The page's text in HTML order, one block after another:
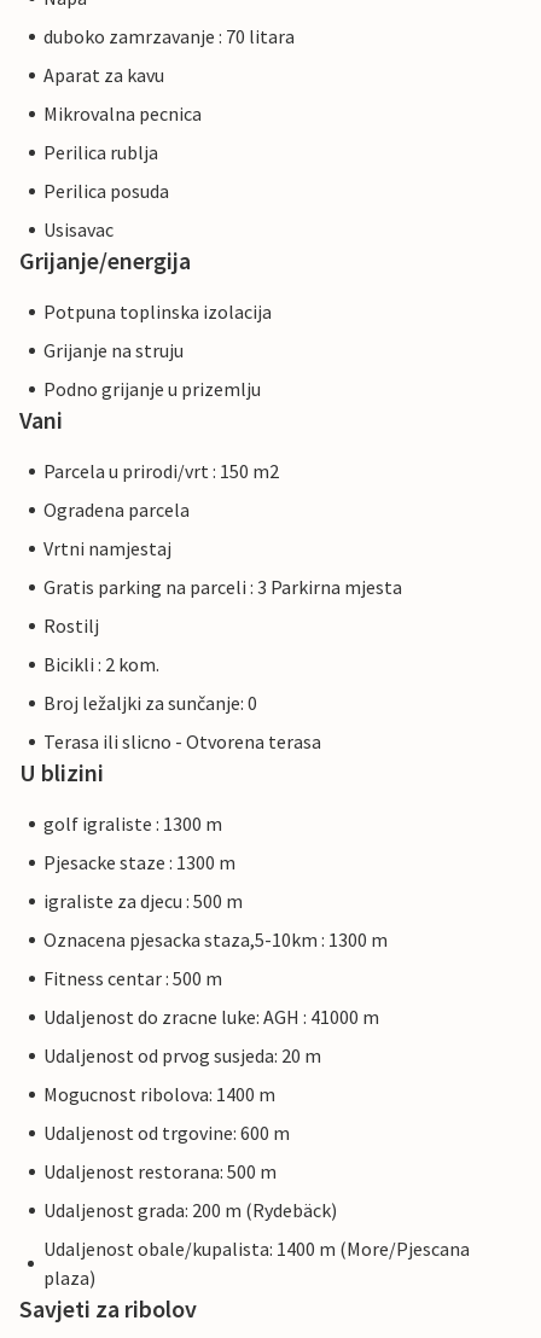
duboko zamrzavanje : 70 litara
Aparat za kavu
Mikrovalna pecnica
Perilica rublja
Perilica posuda
Usisavac
Grijanje/energija
Potpuna toplinska izolacija
Grijanje na struju
Podno grijanje u prizemlju
Vani
Parcela u prirodi/vrt : 150 m2
Ogradena parcela
Vrtni namjestaj
Gratis parking na parceli : 3 Parkirna mjesta
Rostilj
Bicikli : 2 kom.
Broj ležaljki za sunčanje: 0
Terasa ili slicno - Otvorena terasa
U blizini
golf igraliste : 1300 m
Pjesacke staze : 1300 m
igraliste za djecu : 500 m
Oznacena pjesacka staza,5-10km : 1300 m
Fitness centar : 500 m
Udaljenost do zracne luke: AGH : 41000 m
Udaljenost od prvog susjeda: 20 m
Mogucnost ribolova: 1400 m
Udaljenost od trgovine: 600 m
Udaljenost restorana: 500 m
Udaljenost grada: 200 m (Rydebäck)
Udaljenost obale/kupalista: 1400 m (More/Pjescana
plaza)
Savjeti za ribolov